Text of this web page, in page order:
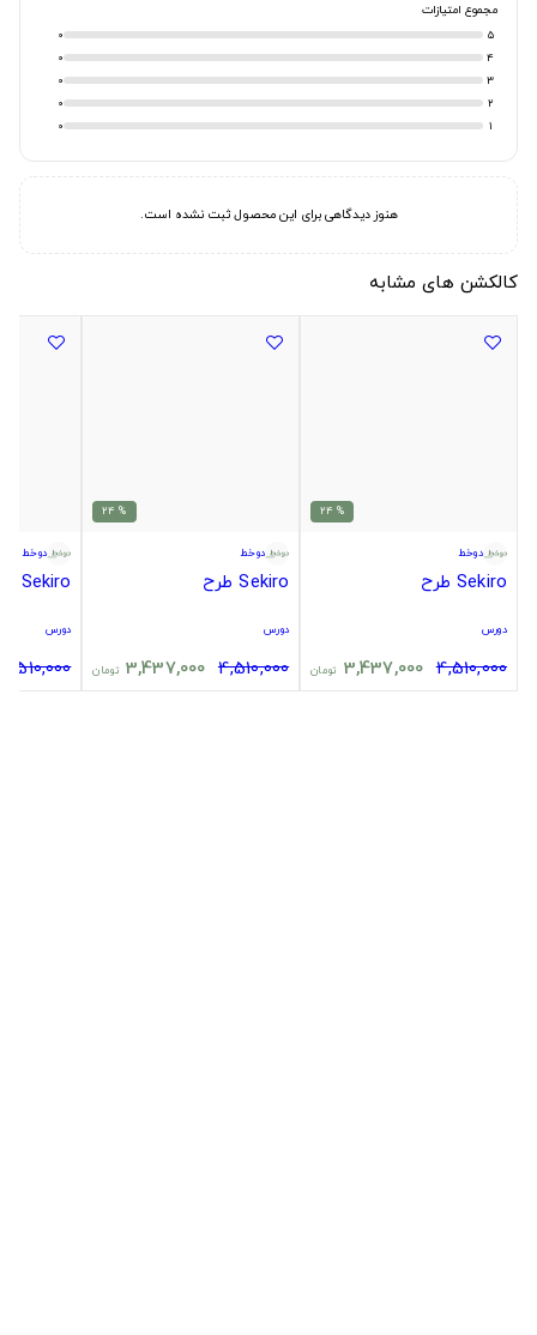
مجموع امتیازات
5
0
4
0
3
0
2
0
1
0
هنوز دیدگاهی برای این محصول ثبت نشده است.
کالکشن های مشابه
% 24
دوخط
Sekiro طرح
دورس
4,510,000
3,437,000 تومان
% 24
دوخط
Sekiro طرح
دورس
4,510,000
3,437,000 تومان
دوخط
Sekiro طرح
دورس
4,510,000